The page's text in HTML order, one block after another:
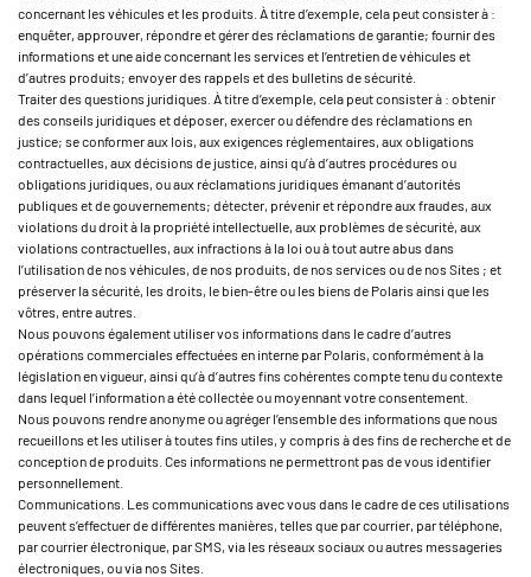
concernant les véhicules et les produits. À titre d’exemple, cela peut consister à :
enquêter, approuver, répondre et gérer des réclamations de garantie; fournir des
informations et une aide concernant les services et l’entretien de véhicules et
d’autres produits; envoyer des rappels et des bulletins de sécurité.
Traiter des questions juridiques. À titre d’exemple, cela peut consister à : obtenir
des conseils juridiques et déposer, exercer ou défendre des réclamations en
justice; se conformer aux lois, aux exigences réglementaires, aux obligations
contractuelles, aux décisions de justice, ainsi qu’à d’autres procédures ou
obligations juridiques, ou aux réclamations juridiques émanant d’autorités
publiques et de gouvernements; détecter, prévenir et répondre aux fraudes, aux
violations du droit à la propriété intellectuelle, aux problèmes de sécurité, aux
violations contractuelles, aux infractions à la loi ou à tout autre abus dans
l’utilisation de nos véhicules, de nos produits, de nos services ou de nos Sites ; et
préserver la sécurité, les droits, le bien-être ou les biens de Polaris ainsi que les
vôtres, entre autres.
Nous pouvons également utiliser vos informations dans le cadre d’autres
opérations commerciales effectuées en interne par Polaris, conformément à la
législation en vigueur, ainsi qu’à d’autres fins cohérentes compte tenu du contexte
dans lequel l’information a été collectée ou moyennant votre consentement.
Nous pouvons rendre anonyme ou agréger l’ensemble des informations que nous
recueillons et les utiliser à toutes fins utiles, y compris à des fins de recherche et de
conception de produits. Ces informations ne permettront pas de vous identifier
personnellement.
Communications. Les communications avec vous dans le cadre de ces utilisations
peuvent s’effectuer de différentes manières, telles que par courrier, par téléphone,
par courrier électronique, par SMS, via les réseaux sociaux ou autres messageries
électroniques, ou via nos Sites.